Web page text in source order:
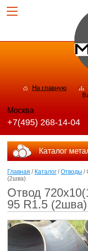
На главную
Москва
+7(495) 268-14-04
Каталог
Главная / Каталог /Отводы /
(2шва)
Отвод
95 R1.5 (2шва)